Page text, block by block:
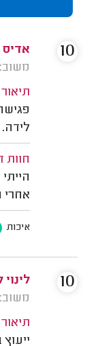
משוב: 15/09/2024
לידה.
חוות
איכות
10
משוב: 16/07/2026
10